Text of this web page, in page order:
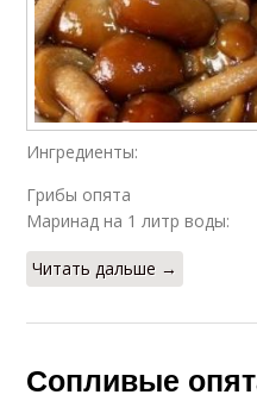
Ингредиенты:
Грибы опята
Маринад на 1 литр воды:
Читать дальше →
Сопливые